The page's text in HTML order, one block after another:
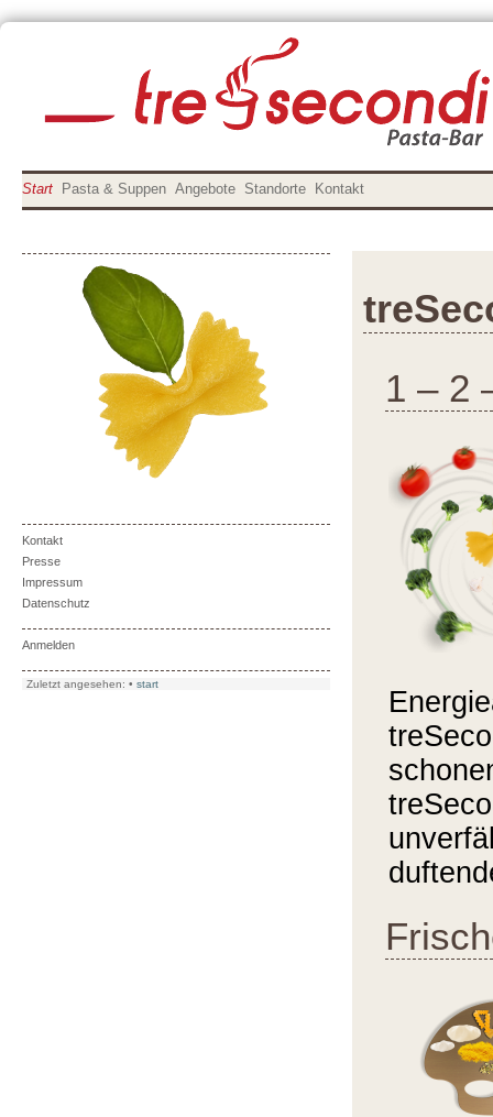
Start Pasta & Suppen Angebote Standorte Kontakt
Kontakt
Presse
Impressum
Datenschutz
Anmelden
Zuletzt angesehen: • start
1 – 2